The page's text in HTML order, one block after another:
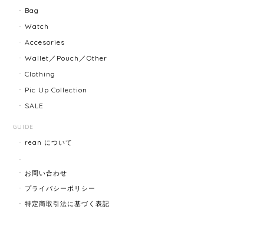
はぜんぜんわからずとても綺麗で素敵な時計でとても
気にいりました。 いつも迅速な発送と綺麗な商品ばか
りなので安心して購入できます。ありがとうございま
Bag
Watch
Accesories
Wallet／Pouch／Other
Clothing
Pic Up Collection
SALE
GUIDE
rean について
お問い合わせ
プライバシーポリシー
特定商取引法に基づく表記